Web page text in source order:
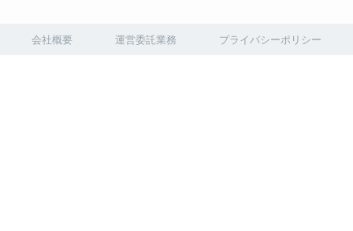
会社概要 運営委託業務 プライバシーポリシー